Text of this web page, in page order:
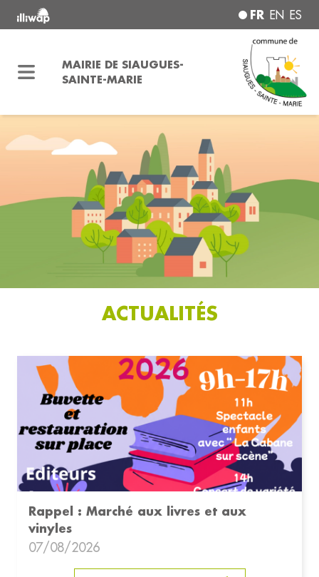
FR EN ES
MAIRIE DE SIAUGUES-
SAINTE-MARIE
ACTUALITÉS
Rappel : Marché aux livres et aux
vinyles
07/08/2026